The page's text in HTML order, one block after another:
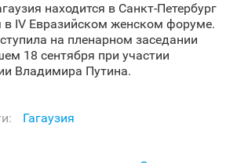
находится в Санкт‑Петербург
в IV Евразийском женском форуме.
на пленарном заседании
18 сентября при участии
Владимира Путина.
Гагаузия